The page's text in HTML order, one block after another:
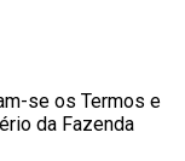
se os Termos e
da Fazenda